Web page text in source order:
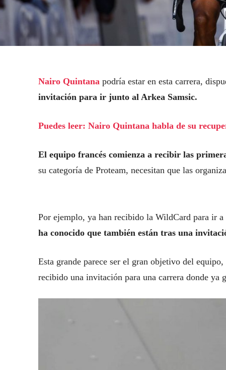
Nairo Quintana podría estar en esta carrera,
invitación para ir junto al Arkea Samsic.
Puedes leer: Nairo Quintana habla de su
El equipo francés comienza a recibir las
su categoría de Proteam, necesitan que las
Por ejemplo, ya han recibido la WildCard para ir
ha conocido que también están tras una
Esta grande parece ser el gran objetivo del
recibido una invitación para una carrera donde ya